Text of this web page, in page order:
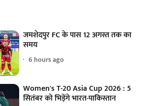
जमशेदपुर FC के पास 12 अगस्त तक का
समय
6 hours ago
Women's T-20 Asia Cup 2026 : 5
सितंबर को भिड़ेंगे भारत-पाकिस्तान